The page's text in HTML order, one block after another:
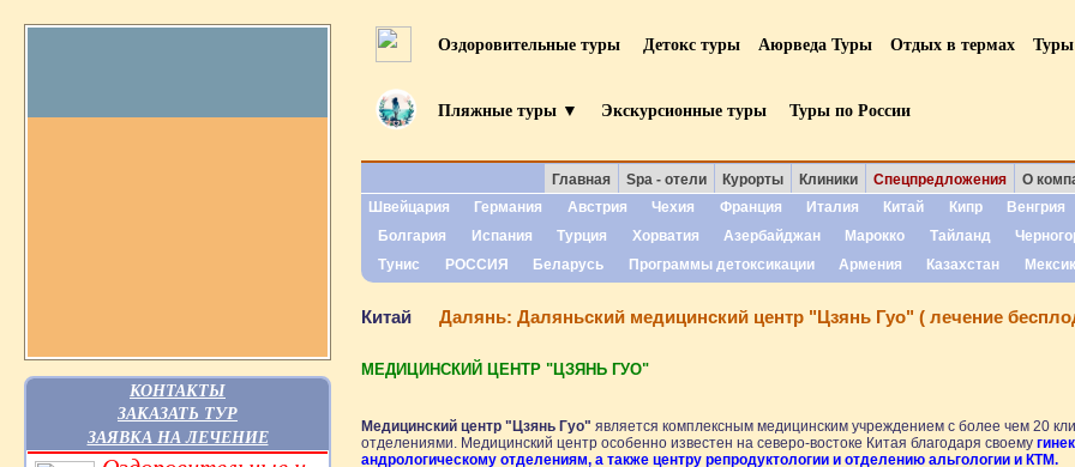
КОНТАКТЫ
ЗАКАЗАТЬ ТУР
ЗАЯВКА НА ЛЕЧЕНИЕ
Оздоровительные туры Детокс туры Аюрведа Туры Отдых в термах Туры
Пляжные туры ▼ Экскурсионные туры Туры по России
Главная Spa - отели Курорты Клиники Спецпредложения
О
Швейцария
Германия Австрия Чехия Франция Италия Китай Кипр
Венгрия
Болгария
Испания Турция Хорватия Азербайджан Марокко Тайланд
Тунис
РОССИЯ Беларусь Программы детоксикации Армения Казахстан
Китай Далянь: Даляньский медицинский центр "Цзянь Гуо" ( лечение
МЕДИЦИНСКИЙ ЦЕНТР "ЦЗЯНЬ ГУО"
Медицинский центр "Цзянь Гуо" является комплексным медицинским учреждением с более чем 20
отделениями. Медицинский центр особенно известен на северо-востоке Китая благодаря своему
андрологическому отделениям, а также центру репродуктологии и отделению альгологии и КТМ.